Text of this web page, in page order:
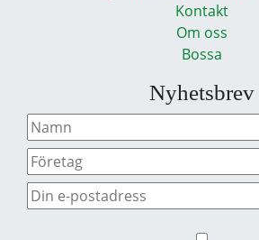
Kontakt
Om oss
Bossa
Nyhetsbrev